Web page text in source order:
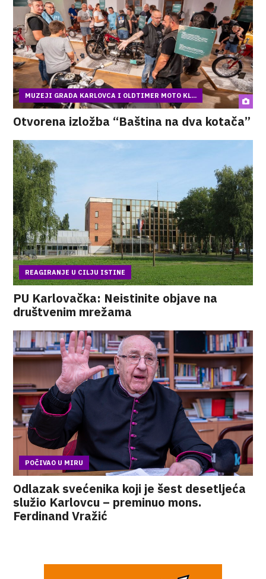
MUZEJI GRADA KARLOVCA I OLDTIMER MOTO KL...
Otvorena izložba “Baština na dva kotača”
REAGIRANJE U CILJU ISTINE
PU Karlovačka: Neistinite objave na
društvenim mrežama
POČIVAO U MIRU
Odlazak svećenika koji je šest desetljeća
služio Karlovcu – preminuo mons.
Ferdinand Vražić